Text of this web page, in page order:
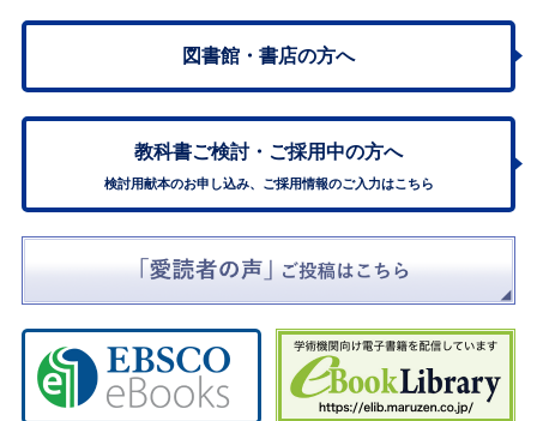
図書館・書店の方へ
教科書ご検討・ ご採用中の方へ
検討用献本のお申し込み、ご採用情報のご入力はこちら